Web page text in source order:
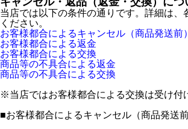
当店では以下の条件の通りです。詳細は、
ください。
お客様都合によるキャンセル（商品発送前）
お客様都合による返金
お客様都合による交換
商品等の不具合による返金
商品等の不具合による交換
※当店ではお客様都合による交換は受け付
■お客様都合によるキャンセル（商品発送前